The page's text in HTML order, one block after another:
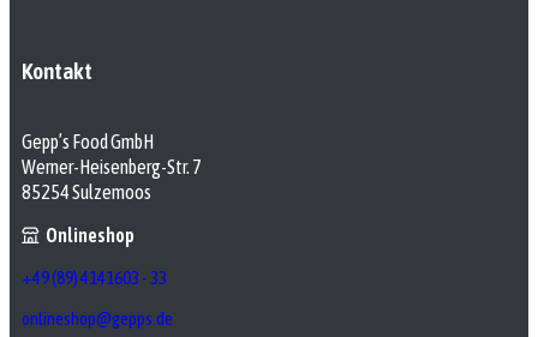
Kontakt
Gepp’s Food GmbH
Werner-Heisenberg-Str. 7
85254 Sulzemoos
Onlineshop
+49 (89) 4141603 - 33
onlineshop@gepps.de